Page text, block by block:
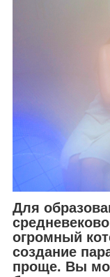
Для
огромный
создание
проще. Вы